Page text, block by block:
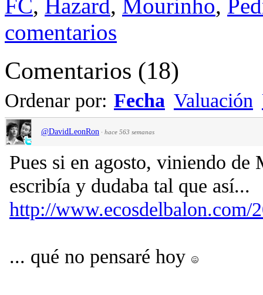
FC, Hazard, Mourinho,
comentarios
Comentarios (18)
Ordenar por: Fecha Valuación
@DavidLeonRon · hace 563 semanas
Pues si en agosto, viniendo
escribía y dudaba tal que así...
http://www.ecosdelbalon.com/
... qué no pensaré hoy